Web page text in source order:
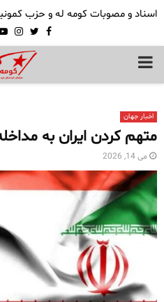
اسناد و مصوبات کومه له و حزب
Facebook
Twitter
PRIMARY
اخبار جهان
متهم کردن ایران به
می 14, 2026